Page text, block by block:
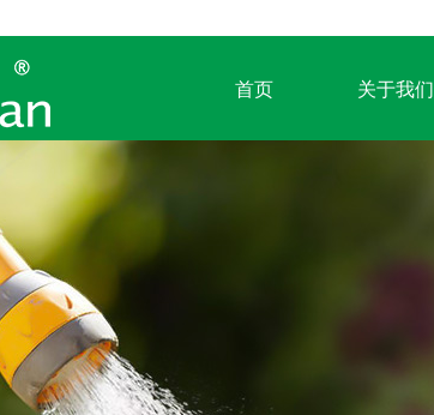
首页 关于我们